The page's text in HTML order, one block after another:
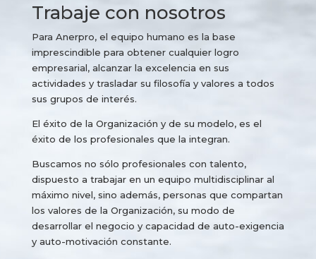
Trabaje con nosotros
Para Anerpro, el equipo humano es la base
imprescindible para obtener cualquier logro
empresarial, alcanzar la excelencia en sus
actividades y trasladar su filosofía y valores a todos
sus grupos de interés.
El éxito de la Organización y de su modelo, es el
éxito de los profesionales que la integran.
Buscamos no sólo profesionales con talento,
dispuesto a trabajar en un equipo multidisciplinar al
máximo nivel, sino además, personas que compartan
los valores de la Organización, su modo de
desarrollar el negocio y capacidad de auto-exigencia
y auto-motivación constante.